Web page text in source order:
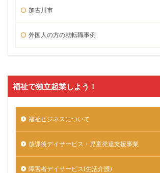
加古川市
外国人の方の就転職事例
福祉で独立起業しよう！
福祉ビジネスについて
放課後デイサービス・児童発達支援事業
障害者デイサービス(生活介護)